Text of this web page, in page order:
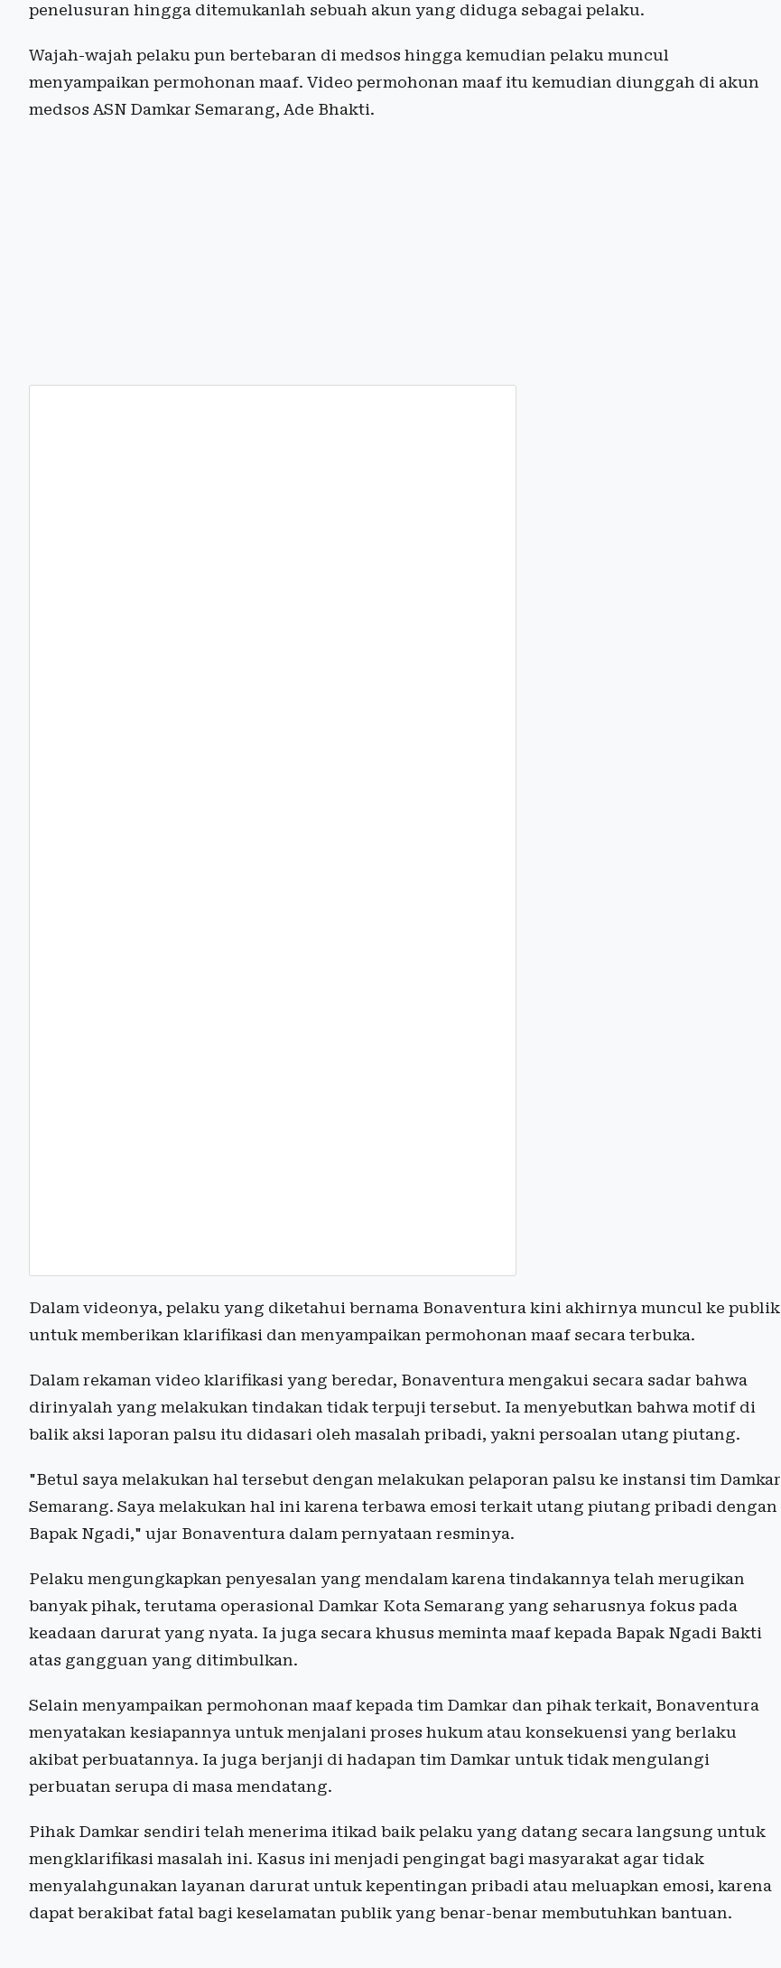
penelusuran hingga ditemukanlah sebuah akun yang diduga sebagai pelaku.
Wajah-wajah pelaku pun bertebaran di medsos hingga kemudian pelaku muncul
menyampaikan permohonan maaf. Video permohonan maaf itu kemudian diunggah di akun
medsos ASN Damkar Semarang, Ade Bhakti.
Dalam videonya, pelaku yang diketahui bernama Bonaventura kini akhirnya muncul ke publik
untuk memberikan klarifikasi dan menyampaikan permohonan maaf secara terbuka.
Dalam rekaman video klarifikasi yang beredar, Bonaventura mengakui secara sadar bahwa
dirinyalah yang melakukan tindakan tidak terpuji tersebut. Ia menyebutkan bahwa motif di
balik aksi laporan palsu itu didasari oleh masalah pribadi, yakni persoalan utang piutang.
"Betul saya melakukan hal tersebut dengan melakukan pelaporan palsu ke instansi tim Damkar
Semarang. Saya melakukan hal ini karena terbawa emosi terkait utang piutang pribadi dengan
Bapak Ngadi," ujar Bonaventura dalam pernyataan resminya.
Pelaku mengungkapkan penyesalan yang mendalam karena tindakannya telah merugikan
banyak pihak, terutama operasional Damkar Kota Semarang yang seharusnya fokus pada
keadaan darurat yang nyata. Ia juga secara khusus meminta maaf kepada Bapak Ngadi Bakti
atas gangguan yang ditimbulkan.
Selain menyampaikan permohonan maaf kepada tim Damkar dan pihak terkait, Bonaventura
menyatakan kesiapannya untuk menjalani proses hukum atau konsekuensi yang berlaku
akibat perbuatannya. Ia juga berjanji di hadapan tim Damkar untuk tidak mengulangi
perbuatan serupa di masa mendatang.
Pihak Damkar sendiri telah menerima itikad baik pelaku yang datang secara langsung untuk
mengklarifikasi masalah ini. Kasus ini menjadi pengingat bagi masyarakat agar tidak
menyalahgunakan layanan darurat untuk kepentingan pribadi atau meluapkan emosi, karena
dapat berakibat fatal bagi keselamatan publik yang benar-benar membutuhkan bantuan.